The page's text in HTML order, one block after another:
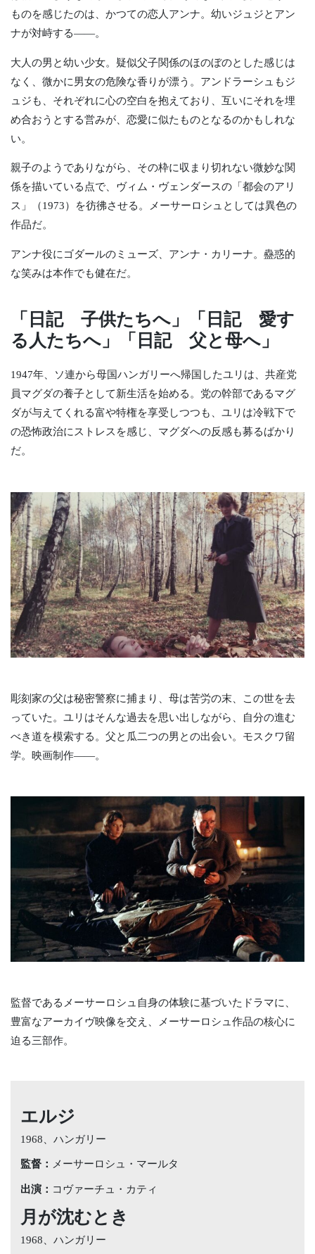
ものを感じたのは、かつての恋人アンナ。幼いジュジとアン
ナが対峙する――。
大人の男と幼い少女。疑似父子関係のほのぼのとした感じは
なく、微かに男女の危険な香りが漂う。アンドラーシュもジ
ュジも、それぞれに心の空白を抱えており、互いにそれを埋
め合おうとする営みが、恋愛に似たものとなるのかもしれな
い。
親子のようでありながら、その枠に収まり切れない微妙な関
係を描いている点で、ヴィム・ヴェンダースの「都会のアリ
ス」（1973）を彷彿させる。メーサーロシュとしては異色の
作品だ。
アンナ役にゴダールのミューズ、アンナ・カリーナ。蠱惑的
な笑みは本作でも健在だ。
「日記 子供たちへ」「日記 愛す
る人たちへ」「日記 父と母へ」
1947年、ソ連から母国ハンガリーへ帰国したユリは、共産党
員マグダの養子として新生活を始める。党の幹部であるマグ
ダが与えてくれる富や特権を享受しつつも、ユリは冷戦下で
の恐怖政治にストレスを感じ、マグダへの反感も募るばかり
だ。
彫刻家の父は秘密警察に捕まり、母は苦労の末、この世を去
っていた。ユリはそんな過去を思い出しながら、自分の進む
べき道を模索する。父と瓜二つの男との出会い。モスクワ留
学。映画制作――。
監督であるメーサーロシュ自身の体験に基づいたドラマに、
豊富なアーカイヴ映像を交え、メーサーロシュ作品の核心に
迫る三部作。
エルジ
1968、ハンガリー
監督： メーサーロシュ・マールタ
出演： コヴァーチュ・カティ
月が沈むとき
1968、ハンガリー